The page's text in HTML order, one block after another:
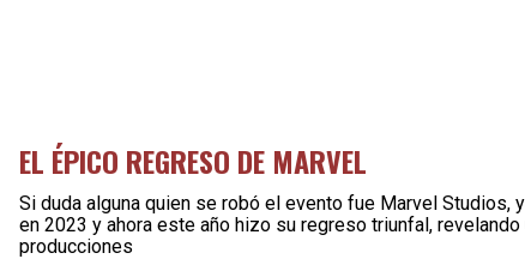
EL ÉPICO REGRESO DE MARVEL
Si duda alguna quien se robó el evento fue Marvel
en 2023 y ahora este año hizo su regreso triunfal,
producciones